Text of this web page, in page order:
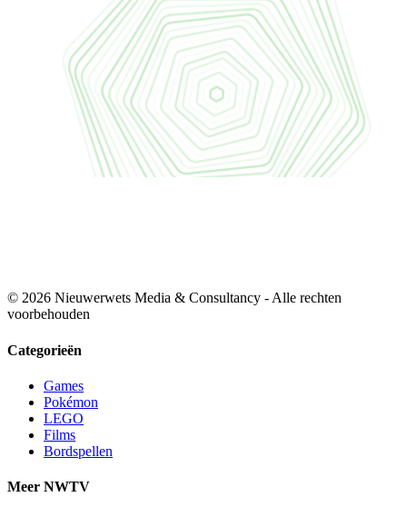
© 2026 Nieuwerwets Media & Consultancy - Alle rechten
voorbehouden
Categorieën
Games
Pokémon
LEGO
Films
Bordspellen
Meer NWTV